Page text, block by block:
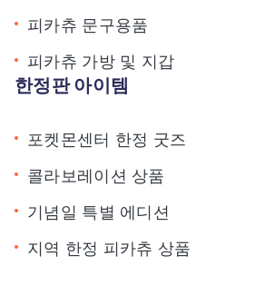
피카츄 문구용품
피카츄 가방 및 지갑
한정판 아이템
포켓몬센터 한정 굿즈
콜라보레이션 상품
기념일 특별 에디션
지역 한정 피카츄 상품